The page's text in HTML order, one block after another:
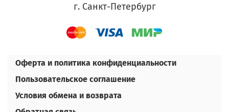
г. Санкт-Петербург
Оферта и политика конфиденциальности
Пользовательское соглашение
Условия обмена и возврата